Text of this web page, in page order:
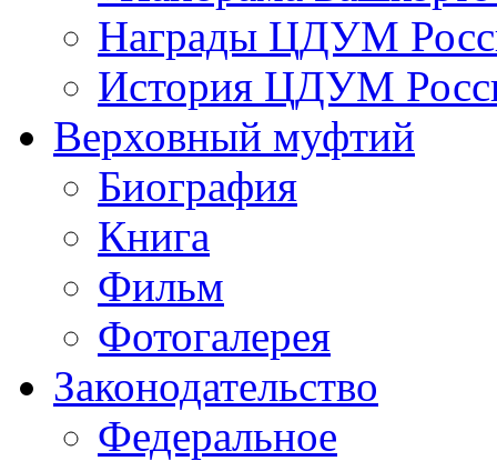
Награды ЦДУМ
История ЦДУМ
Верховный муфтий
Биография
Книга
Фильм
Фотогалерея
Законодательство
Федеральное